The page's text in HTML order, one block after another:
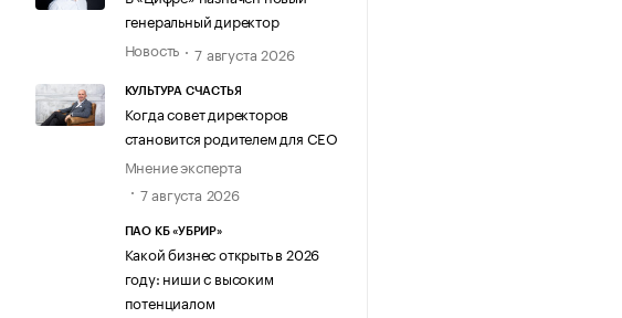
генеральный директор
Новость
7 августа 2026
КУЛЬТУРА СЧАСТЬЯ
Когда совет директоров
становится родителем для CEO
Мнение эксперта
7 августа 2026
ПАО КБ «УБРИР»
Какой бизнес открыть в 2026
году: ниши с высоким
потенциалом